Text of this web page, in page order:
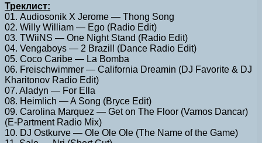
Треклист:
01. Audiosonik X Jerome — Thong Song
02. Willy William — Ego (Radio Edit)
03. TWiiNS — One Night Stand (Radio Edit)
04. Vengaboys — 2 Brazil! (Dance Radio Edit)
05. Coco Caribe — La Bomba
06. Freischwimmer — California Dreamin (DJ Favorite & DJ
Kharitonov Radio Edit)
07. Aladyn — For Ella
08. Heimlich — A Song (Bryce Edit)
09. Carolina Marquez — Get on The Floor (Vamos Dancar)
(E-Partment Radio Mix)
10. DJ Ostkurve — Ole Ole Ole (The Name of the Game)